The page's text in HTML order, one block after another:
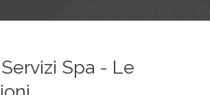
Spa - Le